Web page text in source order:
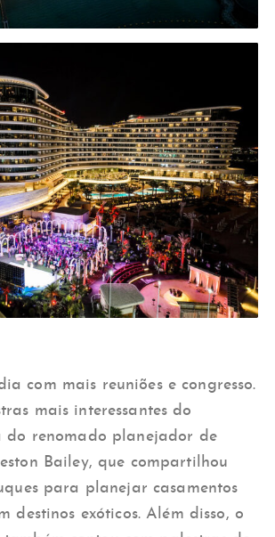
com mais reuniões e congresso.
mais interessantes do
do renomado planejador de
Bailey, que compartilhou
para planejar casamentos
destinos exóticos. Além disso, o